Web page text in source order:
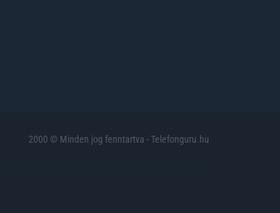
2000 © Minden jog fenntartva - Telefonguru.hu